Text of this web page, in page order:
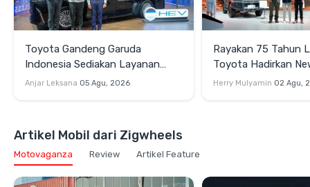
Toyota Gandeng Garuda
Indonesia Sediakan Layanan
Penjemputan Alphard Hybrid EV
Anjar Leksana 05 Agu, 2026
Rayakan 75 Tahun
Toyota Hadirkan
Cruiser 300 HEV
Herry Mulyamin 02 Agu,
Artikel Mobil dari Zigwheels
Motovaganza Review Artikel Feature